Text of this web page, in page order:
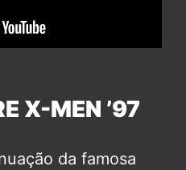
X-MEN ’97
da famosa